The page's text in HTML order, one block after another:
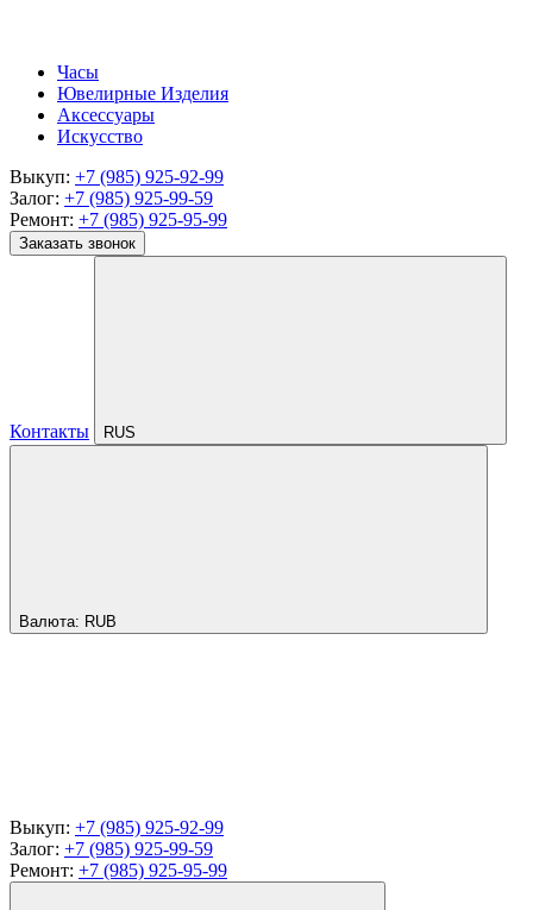
Часы
Ювелирные Изделия
Аксессуары
Искусство
Выкуп: +7 (985) 925-92-99
Залог: +7 (985) 925-99-59
Ремонт: +7 (985) 925-95-99
Заказать звонок
Контакты RUS
Валюта: RUB
Выкуп: +7 (985) 925-92-99
Залог: +7 (985) 925-99-59
Ремонт: +7 (985) 925-95-99